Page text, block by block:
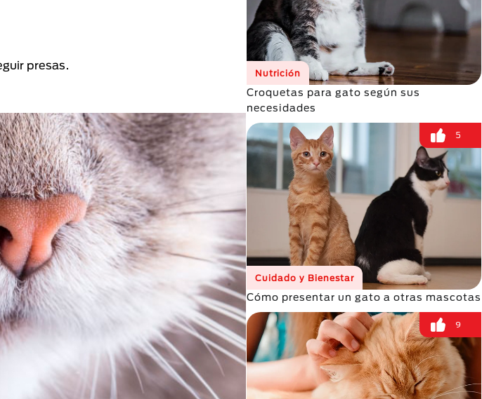
presas.
Nutrición
Croquetas para gato según sus
necesidades
5
Cuidado y Bienestar
Cómo presentar un gato a otras mascotas
9